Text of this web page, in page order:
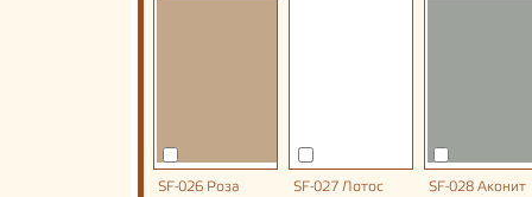
SF-026 Роза SF-027 Лотос SF-028 Аконит